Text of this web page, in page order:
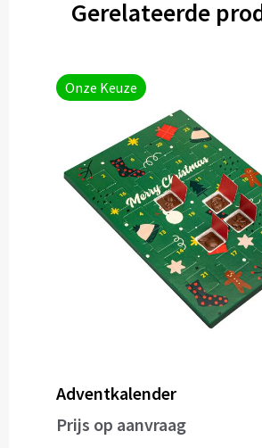
Gereedschap
Zonnebrillen
Verpakkingen
Gerelateerde
Onze Keuze
Adventkalender
Prijs op aanvraag